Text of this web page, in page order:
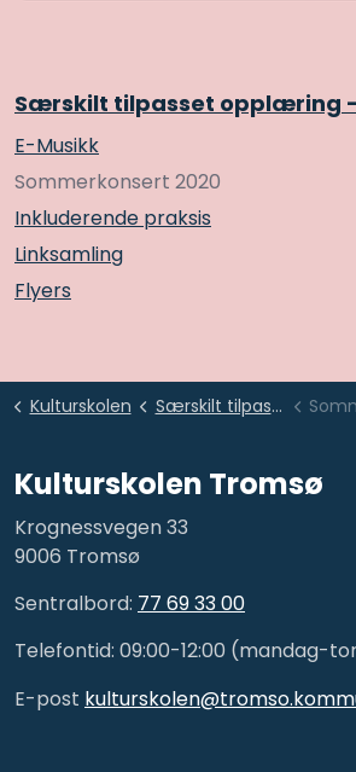
Særskilt tilpasset opplæring -
E-Musikk
Sommerkonsert 2020
Inkluderende praksis
Linksamling
Flyers
Kulturskolen Særskilt tilpasset opplæring - SKUG og DUG
Kulturskolen Tromsø
Krognessvegen 33
9006 Tromsø
Sentralbord: 77 69 33 00
Telefontid: 09:00-12:00 (mandag-
E-post